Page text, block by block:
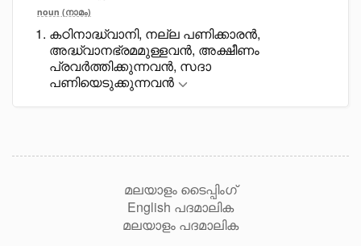
noun (നാമം)
കഠിനാദ്ധ്വാനി, നല്ല പണിക്കാരൻ,
അദ്ധ്വാനഭ്രമമുള്ളവൻ, അക്ഷീണം
പ്രവർത്തിക്കുന്നവൻ, സദാ
പണിയെടുക്കുന്നവൻ
മലയാളം ടൈപ്പിംഗ്
English പദമാലിക
മലയാളം പദമാലിക